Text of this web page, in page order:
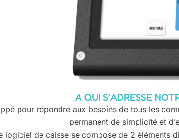
A QUI S’ADRESSE
pour répondre aux besoins de tous les
permanent de simplicité et
logiciel de caisse se compose de 2 éléments